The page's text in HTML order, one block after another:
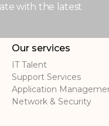
with the latest
Our services
IT Talent
Support Services
Application
Network & Security